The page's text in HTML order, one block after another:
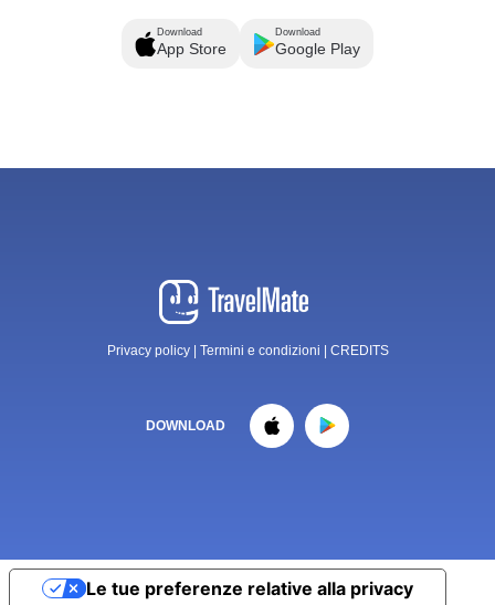
Download
App Store
Download
Google Play
Privacy policy| Termini e condizioni CREDITS
DOWNLOAD
Le tue preferenze relative alla privacy